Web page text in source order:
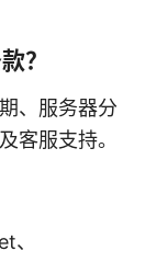
？
、服务器分
客服支持。
、